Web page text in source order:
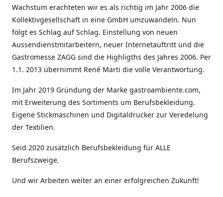
Wachstum erachteten wir es als richtig im Jahr 2006 die
Kollektivgesellschaft in eine GmbH umzuwandeln. Nun
folgt es Schlag auf Schlag. Einstellung von neuen
Aussendienstmitarbeitern, neuer Internetauftritt und die
Gastromesse ZAGG sind die Highligths des Jahres 2006. Per
1.1. 2013 übernimmt René Marti die volle Verantwortung.
Im Jahr 2019 Gründung der Marke gastroambiente.com,
mit Erweiterung des Sortiments um Berufsbekleidung.
Eigene Stickmaschinen und Digitaldrucker zur Veredelung
der Textilien.
Seid 2020 zusätzlich Berufsbekleidung für ALLE
Berufszweige.
Und wir Arbeiten weiter an einer erfolgreichen Zukunft!